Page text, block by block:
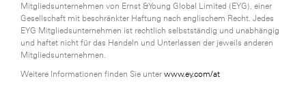
Mitgliedsunternehmen von Ernst &Young Global Limited (EYG), einer
Gesellschaft mit beschränkter Haftung nach englischem Recht. Jedes
EYG Mitgliedsunternehmen ist rechtlich selbstständig und unabhängig
und haftet nicht für das Handeln und Unterlassen der jeweils anderen
Mitgliedsunternehmen.
Weitere Informationen finden Sie unter www.ey.com/at